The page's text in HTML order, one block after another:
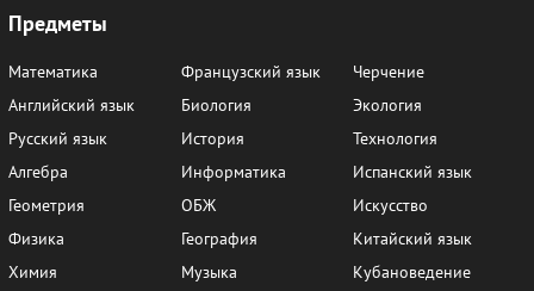
Предметы
Математика
Английский язык
Русский язык
Алгебра
Геометрия
Физика
Химия
Французский язык
Биология
История
Информатика
ОБЖ
География
Музыка
Черчение
Экология
Технология
Испанский язык
Искусство
Китайский язык
Кубановедение